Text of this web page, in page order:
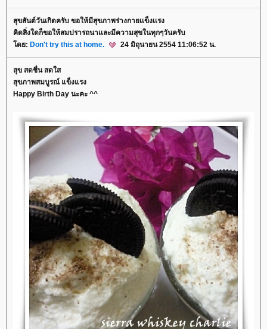
สุขสันต์วันเกิดครับ ขอให้มีสุขภาพร่างกายเเข็งเเรง
คิดสิ่งใดก็ขอให้สมปรารถนาเเละมีความสุขในทุกๆวันครับ
ดย: Don't try this at home. 24 มิถุนายน 2554 11:06:52 น.
สุข สดชื่น สดใส
สุขภาพสมบูรณ์ แข็งแรง
Happy Birth Day นะคะ ^^